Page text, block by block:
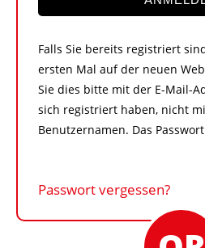
Falls Sie bereits registriert
ersten Mal auf der neuen
Sie dies bitte mit der E-Mail-
sich registriert haben, nicht
Benutzernamen. Das
Passwort vergessen?